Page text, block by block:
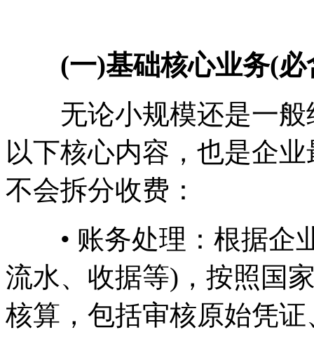
(一)基础核心业务(必
无论小规模还是一般
以下核心内容，也是企
不会拆分收费：
• 账务处理：根据企
流水、收据等)，按照国
核算，包括审核原始凭